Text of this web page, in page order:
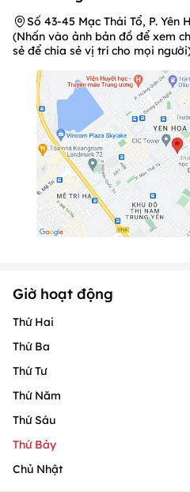
Số 43-45 Mạc Thái Tổ, P. Yên
(Nhấn vào ảnh bản đồ để xem
sẻ để chia sẻ vị trí cho mọi
Giờ hoạt động
Thứ Hai
Thứ Ba
Thứ Tư
Thứ Năm
Thứ Sáu
Thứ Bảy
Chủ Nhật